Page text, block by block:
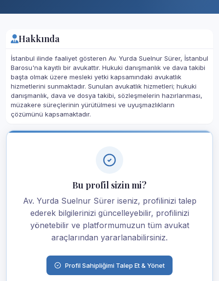
Hakkında
İstanbul ilinde faaliyet gösteren Av. Yurda Suelnur Sürer, İstanbul
Barosu'na kayıtlı bir avukattır. Hukuki danışmanlık ve dava takibi
başta olmak üzere mesleki yetki kapsamındaki avukatlık
hizmetlerini sunmaktadır. Sunulan avukatlık hizmetleri; hukuki
danışmanlık, dava ve dosya takibi, sözleşmelerin hazırlanması,
müzakere süreçlerinin yürütülmesi ve uyuşmazlıkların
çözümünü kapsamaktadır.
Bu profil sizin mi?
Av. Yurda Suelnur Sürer iseniz, profilinizi talep
ederek bilgilerinizi güncelleyebilir, profilinizi
yönetebilir ve platformumuzun tüm avukat
araçlarından yararlanabilirsiniz.
Profil Sahipliğimi Talep Et & Yönet